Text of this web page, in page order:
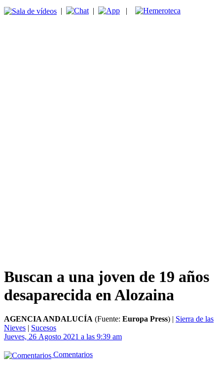
| | |
Buscan a una joven de 19 años
desaparecida en Alozaina
AGENCIA ANDALUCÍA (Fuente: Europa Press) | Sierra de las
Nieves | Sucesos
Jueves, 26 Agosto 2021 a las 9:39 am
Comentarios